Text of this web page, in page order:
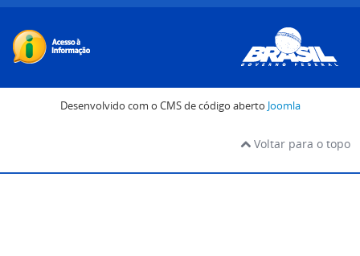
Desenvolvido com o CMS de código aberto Joomla
Voltar para o topo